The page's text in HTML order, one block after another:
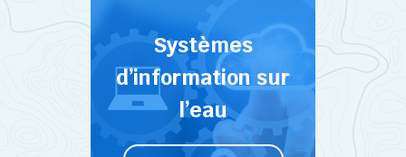
Systèmes
d’information sur
l’eau